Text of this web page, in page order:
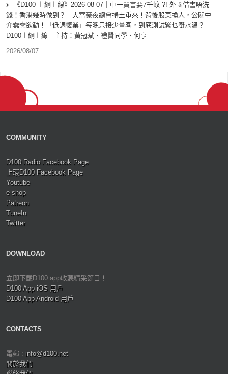
《D100 上綱上線》2026-08-07｜中一買書要7千蚊 ?! 外國借書唔洗
錢！香港幾時做到？｜大富豪夜總會捲土重來！背後股東換人，公關中
介蠢蠢欲動！「低調復業」每晚只接少量客，到底測試緊乜嘢水溫？｜
D100上綱上線︱主持：黃冠斌、禮賢同學、何亨
2026/08/07
COMMUNITY
D100 Radio Facebook Page
上環D100 Facebook Page
Youtube
e-shop
Patreon
TuneIn
Twitter
DOWNLOAD
立即下載D100 app收聽精采節目！
D100 App iOS 用戶
D100 App Android 用戶
CONTACTS
電郵 : info@d100.net
關於我們